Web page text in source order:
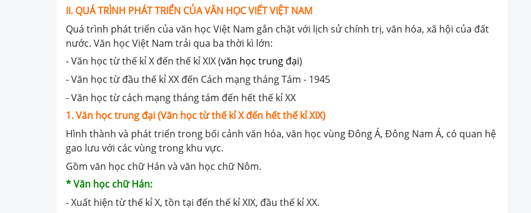
II. QUÁ TRÌNH PHÁT TRIỂN CỦA VĂN HỌC VIẾT VIỆT NAM
Quá trình phát triển của văn học Việt Nam gắn chặt với lịch sử chính trị, văn hóa, xã hội của đất
nước. Văn học Việt Nam trải qua ba thời kì lớn:
- Văn học từ thế kỉ X đến thế kỉ XIX (văn học trung đại)
- Văn học từ đầu thế kỉ XX đến Cách mạng tháng Tám - 1945
- Văn học từ cách mạng tháng tám đến hết thế kỉ XX
1. Văn học trung đại (Văn học từ thế kỉ X đến hết thế kỉ XIX)
Hình thành và phát triển trong bối cảnh văn hóa, văn học vùng Đông Á, Đông Nam Á, có quan hệ
gao lưu với các vùng trong khu vực.
Gồm văn học chữ Hán và văn học chữ Nôm.
* Văn học chữ Hán:
- Xuất hiện từ thế kỉ X, tồn tại đến thế kỉ XIX, đầu thế kỉ XX.